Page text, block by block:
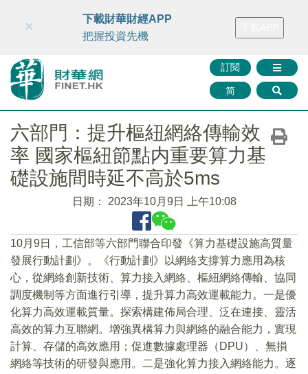
財華智庫網 FINTV FINMETA 財華證券 媒體矩陣
訂閱
简
×
下載財華財經APP
把握投資先機
六部門：提升樞紐網絡傳輸效
率 國家樞紐節點内重要算力基
礎設施間時延不高於5ms
日期： 2023年10月9日 上午10:08
10月9日，工信部等六部門聯合印發《算力基礎設施高質量
發展行動計劃》。《行動計劃》以網絡支撐算力應用為核
心，從網絡創新技術、算力接入網絡、樞紐網絡傳輸、協同
調度機制等方面進行引導，提升算力高效運載能力。一是優
化算力高效運載質量。探索構建佈局合理、泛在連接、靈活
高效的算力互聯網。增強異構算力與網絡的融合能力，實現
計算、存儲的高效應用；促進數據處理器（DPU）、無損
網絡等技術的研發與應用。二是強化算力接入網絡能力。逐